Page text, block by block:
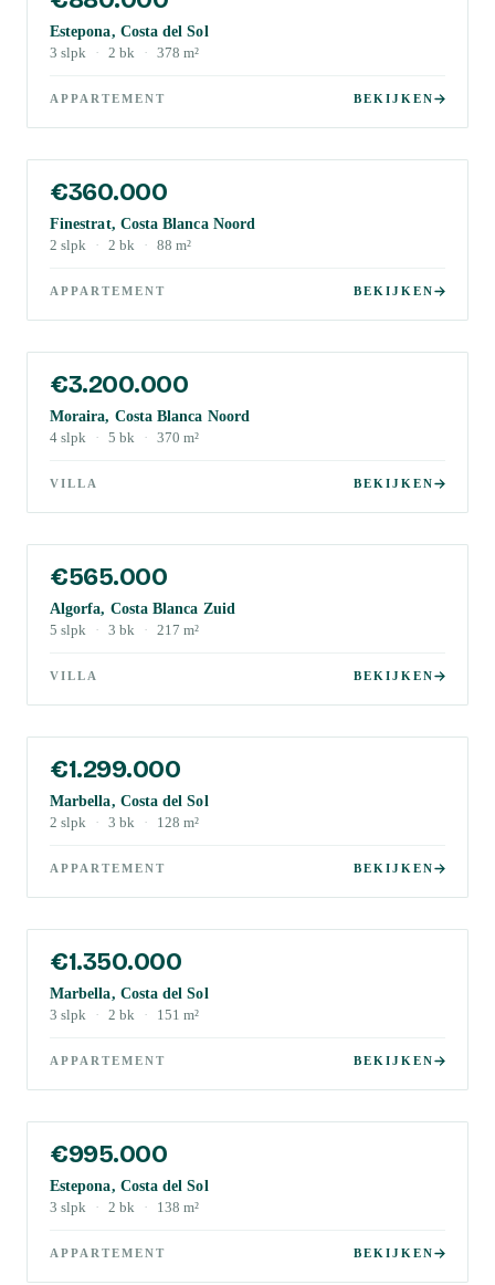
Estepona, Costa del Sol
3 slpk · 2 bk · 378 m²
APPARTEMENT BEKIJKEN
€360.000
Finestrat, Costa Blanca Noord
2 slpk · 2 bk · 88 m²
APPARTEMENT BEKIJKEN
€3.200.000
Moraira, Costa Blanca Noord
4 slpk · 5 bk · 370 m²
VILLA BEKIJKEN
€565.000
Algorfa, Costa Blanca Zuid
5 slpk · 3 bk · 217 m²
VILLA BEKIJKEN
€1.299.000
Marbella, Costa del Sol
2 slpk · 3 bk · 128 m²
APPARTEMENT BEKIJKEN
€1.350.000
Marbella, Costa del Sol
3 slpk · 2 bk · 151 m²
APPARTEMENT BEKIJKEN
€995.000
Estepona, Costa del Sol
3 slpk · 2 bk · 138 m²
APPARTEMENT BEKIJKEN